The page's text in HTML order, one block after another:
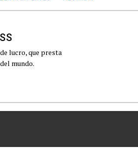
lucro, que presta
mundo.